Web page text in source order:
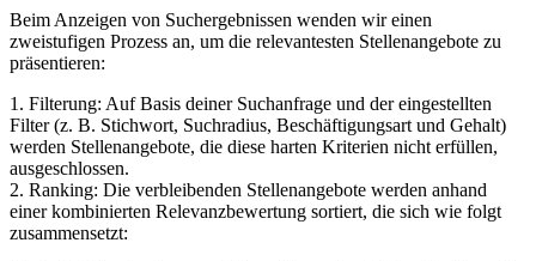
Beim Anzeigen von Suchergebnissen wenden wir einen
zweistufigen Prozess an, um die relevantesten Stellenangebote zu
präsentieren:
1. Filterung: Auf Basis deiner Suchanfrage und der eingestellten
Filter (z. B. Stichwort, Suchradius, Beschäftigungsart und Gehalt)
werden Stellenangebote, die diese harten Kriterien nicht erfüllen,
ausgeschlossen.
2. Ranking: Die verbleibenden Stellenangebote werden anhand
einer kombinierten Relevanzbewertung sortiert, die sich wie folgt
zusammensetzt: